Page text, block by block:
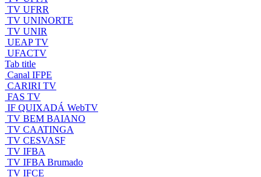
TV UFRR
TV UNINORTE
TV UNIR
UEAP TV
UFACTV
Tab title
Canal IFPE
CARIRI TV
FAS TV
IF QUIXADÁ WebTV
TV BEM BAIANO
TV CAATINGA
TV CESVASF
TV IFBA
TV IFBA Brumado
TV IFCE